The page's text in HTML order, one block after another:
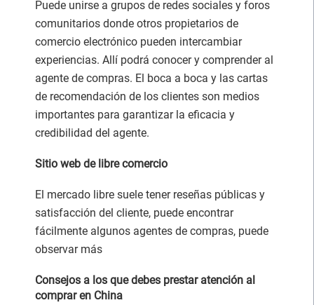
Puede unirse a grupos de redes sociales y foros
comunitarios donde otros propietarios de
comercio electrónico pueden intercambiar
experiencias. Allí podrá conocer y comprender al
agente de compras. El boca a boca y las cartas
de recomendación de los clientes son medios
importantes para garantizar la eficacia y
credibilidad del agente.
Sitio web de libre comercio
El mercado libre suele tener reseñas públicas y
satisfacción del cliente, puede encontrar
fácilmente algunos agentes de compras, puede
observar más
Consejos a los que debes prestar atención al
comprar en China